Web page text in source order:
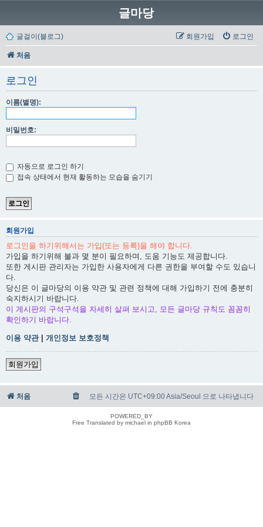
글마당
글걸이(블로그) 로그인
회원가입
처음
로그인
이름(별명):
비밀번호:
자동으로 로그인 하기
접속 상태에서 현재 활동하는 모습을 숨기기
회원가입
로그인을 하기위해서는 가입(또는 등록)을 해야 합니다.
가입을 하기위해 불과 몇 분이 필요하며, 도움 기능도 제공합니다.
또한 게시판 관리자는 가입한 사용자에게 다른 권한을 부여할 수도 있습니
다.
당신은 이 글마당의 이용 약관 및 관련 정책에 대해 가입하기 전에 충분히
숙지하시기 바랍니다.
이 게시판의 구석구석을 자세히 살펴 보시고, 모든 글마당 규칙도 꼼꼼히
확인하기 바랍니다.
이용 약관| 개인정보 보호정책
회원가입
처음 모든 시간은 UTC+09:00 Asia/Seoul 으로 나타냅니다
POWERED_BY
Free Translated by michael in phpBB Korea